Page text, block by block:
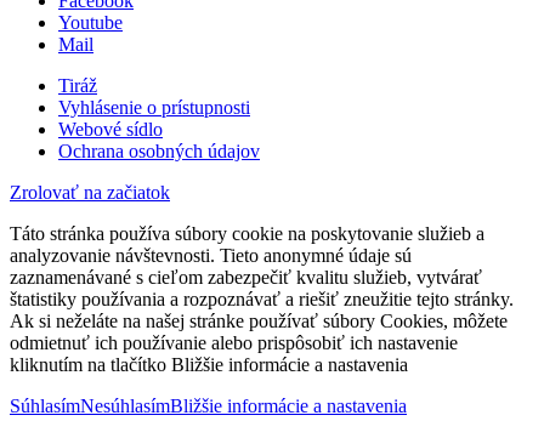
Youtube
Mail
Tiráž
Vyhlásenie o prístupnosti
Webové sídlo
Ochrana osobných údajov
Zrolovať na začiatok
Táto stránka používa súbory cookie na poskytovanie služieb a
analyzovanie návštevnosti. Tieto anonymné údaje sú
zaznamenávané s cieľom zabezpečiť kvalitu služieb, vytvárať
štatistiky používania a rozpoznávať a riešiť zneužitie tejto stránky.
Ak si neželáte na našej stránke používať súbory Cookies, môžete
odmietnuť ich používanie alebo prispôsobiť ich nastavenie
kliknutím na tlačítko Bližšie informácie a nastavenia
SúhlasímNesúhlasímBližšie informácie a nastavenia